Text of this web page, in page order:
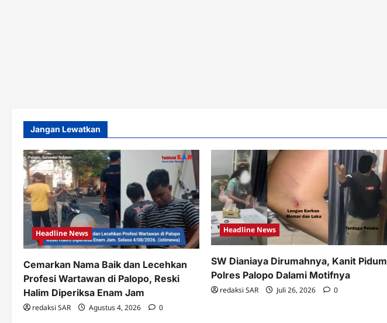
Jangan Lewatkan
Headline News
Cemarkan Nama Baik dan Lecehkan
Profesi Wartawan di Palopo, Reski
Halim Diperiksa Enam Jam
redaksi SAR Agustus 4, 2026 0
Headline News
SW Dianiaya Dirumahnya, Kanit Pidum
Polres Palopo Dalami Motifnya
redaksi SAR Juli 26, 2026 0